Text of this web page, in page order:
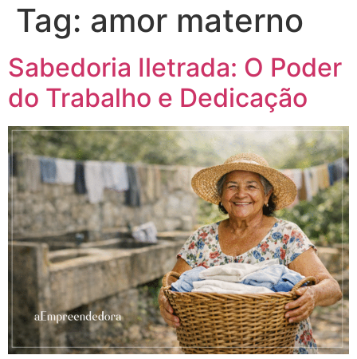
Tag: amor materno
Sabedoria Iletrada: O Poder
do Trabalho e Dedicação